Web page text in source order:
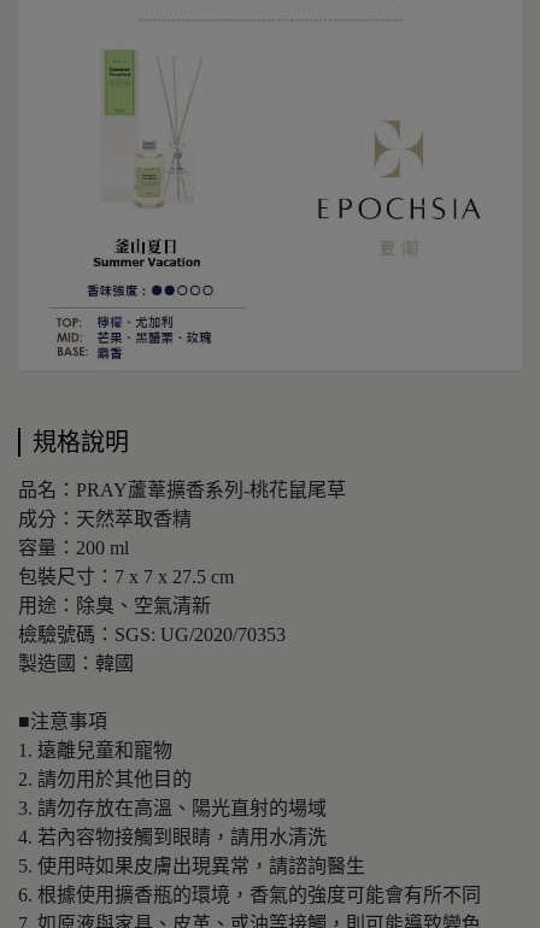
規格說明
品名：PRAY蘆葦擴香系列-桃花鼠尾草
成分：天然萃取香精
容量：200 ml
包裝尺寸：7 x 7 x 27.5 cm
用途：除臭、空氣清新
檢驗號碼：SGS: UG/2020/70353
製造國：韓國
■注意事項
1. 遠離兒童和寵物
2. 請勿用於其他目的
3. 請勿存放在高溫、陽光直射的場域
4. 若內容物接觸到眼睛，請用水清洗
5. 使用時如果皮膚出現異常，請諮詢醫生
6. 根據使用擴香瓶的環境，香氣的強度可能會有所不同
7. 如原液與家具、皮革、或油等接觸，則可能導致變色